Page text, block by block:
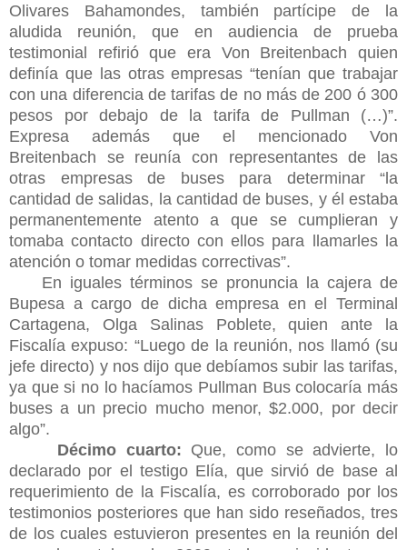
Olivares Bahamondes, también partícipe de la
aludida reunión, que en audiencia de prueba
testimonial refirió que era Von Breitenbach quien
definía que las otras empresas “tenían que trabajar
con una diferencia de tarifas de no más de 200 ó 300
pesos por debajo de la tarifa de Pullman (…)”.
Expresa además que el mencionado Von
Breitenbach se reunía con representantes de las
otras empresas de buses para determinar “la
cantidad de salidas, la cantidad de buses, y él estaba
permanentemente atento a que se cumplieran y
tomaba contacto directo con ellos para llamarles la
atención o tomar medidas correctivas”.
En iguales términos se pronuncia la cajera de
Bupesa a cargo de dicha empresa en el Terminal
Cartagena, Olga Salinas Poblete, quien ante la
Fiscalía expuso: “Luego de la reunión, nos llamó (su
jefe directo) y nos dijo que debíamos subir las tarifas,
ya que si no lo hacíamos Pullman Bus colocaría más
buses a un precio mucho menor, $2.000, por decir
algo”.
Décimo cuarto: Que, como se advierte, lo
declarado por el testigo Elía, que sirvió de base al
requerimiento de la Fiscalía, es corroborado por los
testimonios posteriores que han sido reseñados, tres
de los cuales estuvieron presentes en la reunión del